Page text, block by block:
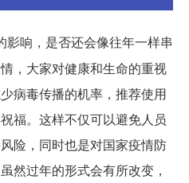
影响，是否还会像往年一样串
，大家对健康和生命的重视
病毒传播的机率，推荐使用
福。这样不仅可以避免人员
险，同时也是对国家疫情防
然过年的形式会有所改变，